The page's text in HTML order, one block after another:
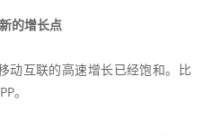
的增长点
动互联的高速增长已经饱和。比
。